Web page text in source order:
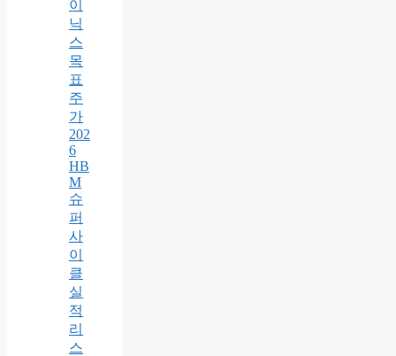
이
닉
스
목
표
주
가
202
6
HB
M
슈
퍼
사
이
클
실
적
리
스